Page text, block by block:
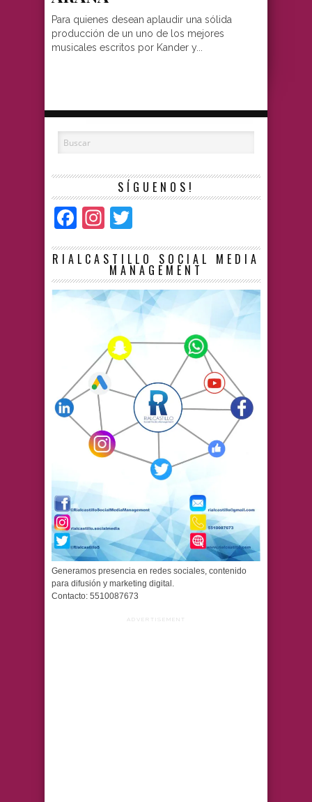
Para quienes desean aplaudir una sólida
producción de un uno de los mejores
musicales escritos por Kander y...
SÍGUENOS!
Facebook
Instagram
RIALCASTILLO SOCIAL MEDIA
MANAGEMENT
Generamos presencia en redes sociales, contenido
para difusión y marketing digital.
Contacto: 5510087673
ADVERTISEMENT